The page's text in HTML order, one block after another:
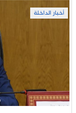
أخبار الداخلة